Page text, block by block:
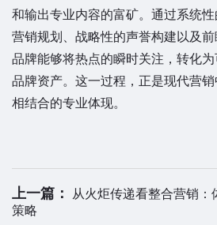
和输出专业内容的富矿。通过系统
营销规划、战略性的声誉构建以及前
品牌能够将热点的瞬时关注，转化
品牌资产。这一过程，正是现代营
相结合的专业体现。
上一篇：
从火炬传递看整合营销：
策略